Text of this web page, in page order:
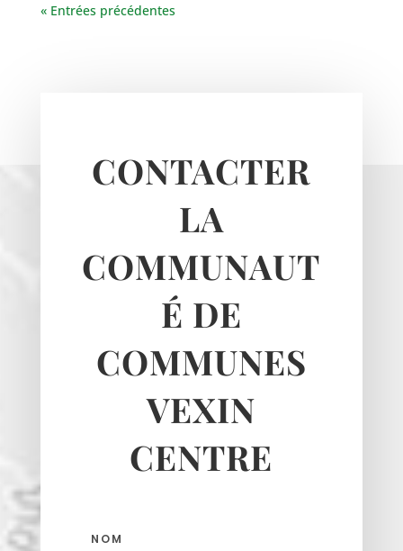
Marines
Santeuil
Seraincourt
« Entrées précédentes
CONTACTER
LA
COMMUNAUT
É DE
COMMUNES
VEXIN
CENTRE